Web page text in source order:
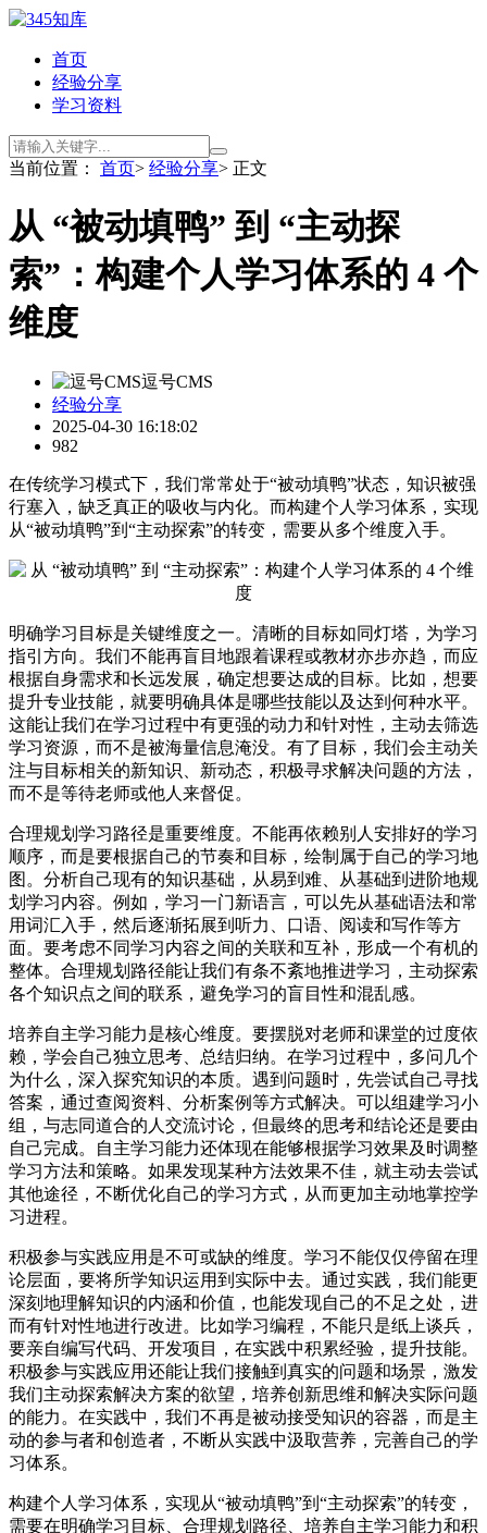
首页
经验分享
学习资料
当前位置： 首页> 经验分享> 正文
从 “被动填鸭” 到 “主动探
索”：构建个人学习体系的 4 个
维度
逗号CMS
经验分享
2025-04-30 16:18:02
982
在传统学习模式下，我们常常处于“被动填鸭”状态，知识被强
行塞入，缺乏真正的吸收与内化。而构建个人学习体系，实现
从“被动填鸭”到“主动探索”的转变，需要从多个维度入手。
明确学习目标是关键维度之一。清晰的目标如同灯塔，为学习
指引方向。我们不能再盲目地跟着课程或教材亦步亦趋，而应
根据自身需求和长远发展，确定想要达成的目标。比如，想要
提升专业技能，就要明确具体是哪些技能以及达到何种水平。
这能让我们在学习过程中有更强的动力和针对性，主动去筛选
学习资源，而不是被海量信息淹没。有了目标，我们会主动关
注与目标相关的新知识、新动态，积极寻求解决问题的方法，
而不是等待老师或他人来督促。
合理规划学习路径是重要维度。不能再依赖别人安排好的学习
顺序，而是要根据自己的节奏和目标，绘制属于自己的学习地
图。分析自己现有的知识基础，从易到难、从基础到进阶地规
划学习内容。例如，学习一门新语言，可以先从基础语法和常
用词汇入手，然后逐渐拓展到听力、口语、阅读和写作等方
面。要考虑不同学习内容之间的关联和互补，形成一个有机的
整体。合理规划路径能让我们有条不紊地推进学习，主动探索
各个知识点之间的联系，避免学习的盲目性和混乱感。
培养自主学习能力是核心维度。要摆脱对老师和课堂的过度依
赖，学会自己独立思考、总结归纳。在学习过程中，多问几个
为什么，深入探究知识的本质。遇到问题时，先尝试自己寻找
答案，通过查阅资料、分析案例等方式解决。可以组建学习小
组，与志同道合的人交流讨论，但最终的思考和结论还是要由
自己完成。自主学习能力还体现在能够根据学习效果及时调整
学习方法和策略。如果发现某种方法效果不佳，就主动去尝试
其他途径，不断优化自己的学习方式，从而更加主动地掌控学
习进程。
积极参与实践应用是不可或缺的维度。学习不能仅仅停留在理
论层面，要将所学知识运用到实际中去。通过实践，我们能更
深刻地理解知识的内涵和价值，也能发现自己的不足之处，进
而有针对性地进行改进。比如学习编程，不能只是纸上谈兵，
要亲自编写代码、开发项目，在实践中积累经验，提升技能。
积极参与实践应用还能让我们接触到真实的问题和场景，激发
我们主动探索解决方案的欲望，培养创新思维和解决实际问题
的能力。在实践中，我们不再是被动接受知识的容器，而是主
动的参与者和创造者，不断从实践中汲取营养，完善自己的学
习体系。
构建个人学习体系，实现从“被动填鸭”到“主动探索”的转变，
需要在明确学习目标、合理规划路径、培养自主学习能力和积